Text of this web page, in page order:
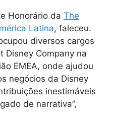
Honorário da The
Latina, faleceu.
diversos cargos
Disney Company na
EMEA, onde ajudou
negócios da Disney
inestimáveis
de narrativa”,